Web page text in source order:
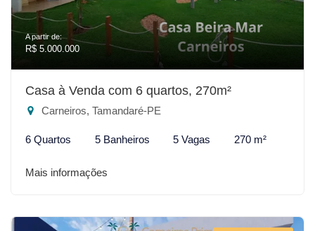
A partir de:
R$ 5.000.000
Casa à Venda com 6 quartos, 270m²
Carneiros, Tamandaré-PE
6 Quartos 5 Banheiros 5 Vagas 270 m²
Mais informações